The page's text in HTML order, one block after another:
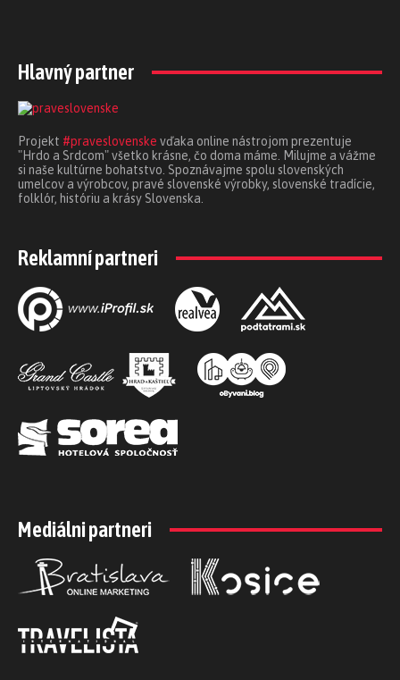
Hlavný partner
Projekt #praveslovenske vďaka online nástrojom prezentuje
"Hrdo a Srdcom" všetko krásne, čo doma máme. Milujme a vážme
si naše kultúrne bohatstvo. Spoznávajme spolu slovenských
umelcov a výrobcov, pravé slovenské výrobky, slovenské tradície,
folklór, históriu a krásy Slovenska.
Reklamní partneri
Mediálni partneri